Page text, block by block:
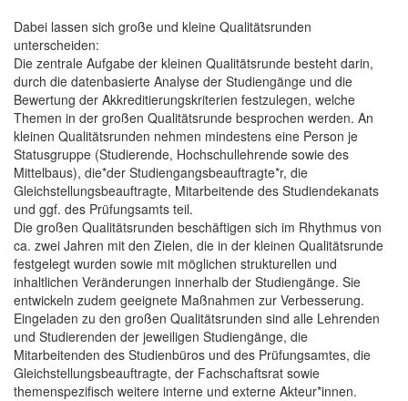
Dabei lassen sich große und kleine Qualitätsrunden
unterscheiden:
Die zentrale Aufgabe der kleinen Qualitätsrunde besteht darin,
durch die datenbasierte Analyse der Studiengänge und die
Bewertung der Akkreditierungskriterien festzulegen, welche
Themen in der großen Qualitätsrunde besprochen werden. An
kleinen Qualitätsrunden nehmen mindestens eine Person je
Statusgruppe (Studierende, Hochschullehrende sowie des
Mittelbaus), die*der Studiengangsbeauftragte*r, die
Gleichstellungsbeauftragte, Mitarbeitende des Studiendekanats
und ggf. des Prüfungsamts teil.
Die großen Qualitätsrunden beschäftigen sich im Rhythmus von
ca. zwei Jahren mit den Zielen, die in der kleinen Qualitätsrunde
festgelegt wurden sowie mit möglichen strukturellen und
inhaltlichen Veränderungen innerhalb der Studiengänge. Sie
entwickeln zudem geeignete Maßnahmen zur Verbesserung.
Eingeladen zu den großen Qualitätsrunden sind alle Lehrenden
und Studierenden der jeweiligen Studiengänge, die
Mitarbeitenden des Studienbüros und des Prüfungsamtes, die
Gleichstellungsbeauftragte, der Fachschaftsrat sowie
themenspezifisch weitere interne und externe Akteur*innen.